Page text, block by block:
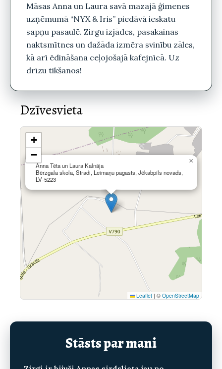
Māsas Anna un Laura savā mazajā ģimenes
uzņēmumā “NYX & Iris” piedāvā ieskatu
sapņu pasaulē. Zirgu izjādes, pasakainas
naktsmītnes un dažāda izmēra svinību zāles,
kā arī ēdināšana ceļojošajā kafejnīcā. Uz
drīzu tikšanos!
Dzīvesvieta
Anna Tēta un Laura Kalnāja
Bērzgala skola, Stradi, Leimaņu pagasts, Jēkabpils novads,
LV-5223
×
+
−
Leaflet | ©OpenStreetMap
Stāsts par mani